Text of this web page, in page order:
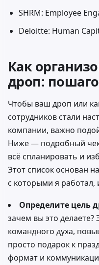
SHRM: Employee
Deloitte: Human
Как
дроп:
Чтобы ваш дроп или
сотрудников стали
компании, важно
Ниже — подробный
всё спланировать и
Этот список основан
с которыми я работал,
Определите цель
зачем вы это
командного духа,
просто подарок к
формат и